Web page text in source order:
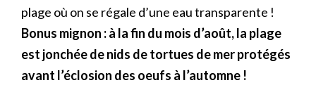
plage où on se régale d’une eau transparente !
Bonus mignon : à la fin du mois d’août, la plage
est jonchée de nids de tortues de mer protégés
avant l’éclosion des oeufs à l’automne !